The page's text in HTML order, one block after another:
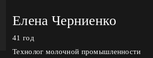
Елена Черниенко
41 год
Технолог молочной промышленности